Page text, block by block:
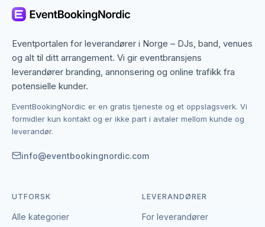
underholdere til opplevelsene gjestene husker. På
se leverandørene som aktivt dekker området.
Kontakten skjer direkte mellom deg og leverandøren
– EventBookingNordic tar verken provisjon eller
leverandører i Stavanger, innhente tilbud og gjøre
avtalen i ditt eget tempo uten mellomledd. Er du
opprette en gratis profil.
Eventportalen for leverandører i Norge – DJs, band, venues
og alt til ditt arrangement. Vi gir eventbransjens
leverandører branding, annonsering og online trafikk fra
potensielle kunder.
EventBookingNordic er en gratis tjeneste og et oppslagsverk. Vi
formidler kun kontakt og er ikke part i avtaler mellom kunde og
leverandør.
info@eventbookingnordic.com
UTFORSK
Alle kategorier
LEVERANDØRER
For leverandører